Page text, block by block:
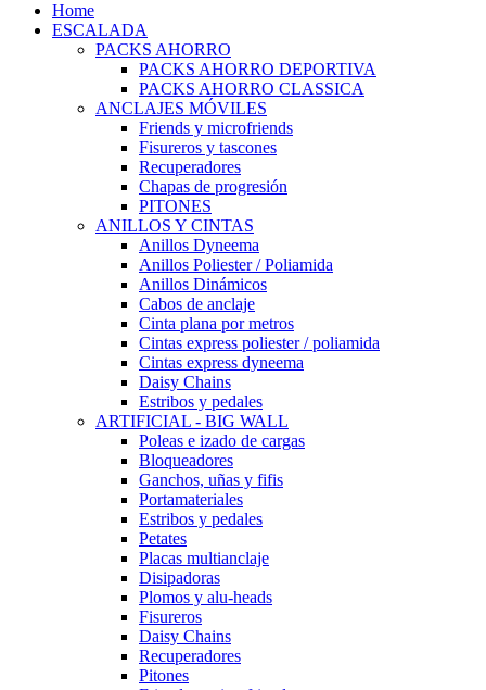
Home
ESCALADA
PACKS AHORRO
PACKS AHORRO DEPORTIVA
PACKS AHORRO CLASSICA
ANCLAJES MÓVILES
Friends y microfriends
Fisureros y tascones
Recuperadores
Chapas de progresión
PITONES
ANILLOS Y CINTAS
Anillos Dyneema
Anillos Poliester / Poliamida
Anillos Dinámicos
Cabos de anclaje
Cinta plana por metros
Cintas express poliester / poliamida
Cintas express dyneema
Daisy Chains
Estribos y pedales
ARTIFICIAL - BIG WALL
Poleas e izado de cargas
Bloqueadores
Ganchos, uñas y fifis
Portamateriales
Estribos y pedales
Petates
Placas multianclaje
Disipadoras
Plomos y alu-heads
Fisureros
Daisy Chains
Recuperadores
Pitones